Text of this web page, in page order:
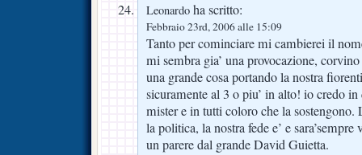
Leonardo ha scritto:
Febbraio 23rd, 2006 alle 15:09
Tanto per cominciare mi cambierei il
mi sembra gia’ una provocazione,
una grande cosa portando la nostra
sicuramente al 3 o piu’ in alto! io credo in
mister e in tutti coloro che la sostengono.
la politica, la nostra fede e’ e
un parere dal grande David Guietta.